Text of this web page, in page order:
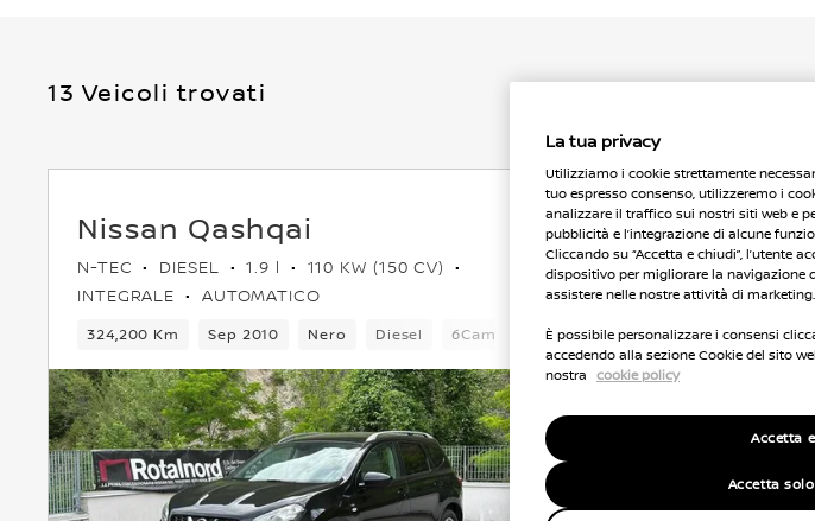
13 Veicoli trovati
Nissan Qashqai
N-TEC DIESEL 1.9 l
110 KW (150 CV)
INTEGRALE
AUTOMATICO
324,200 Km Sep 2010 Nero Diesel 6Cambio 5 Posti Crossover Integrale
Nissan
ACENTA DIESEL 1.4 l
ANTERIORE
137,000 Km Mar 2013
La tua privacy
Utilizziamo i cookie strettamente
tuo espresso consenso, utilizzeremo i
analizzare il traffico sui nostri siti web e
pubblicità e l’integrazione di alcune
Cliccando su “Accetta e chiudi”, l’utente
dispositivo per migliorare la navigazione
assistere nelle nostre attività di marketing.
È possibile personalizzare i consensi
accedendo alla sezione Cookie del sito
nostra
cookie policy
Accetta
Accetta